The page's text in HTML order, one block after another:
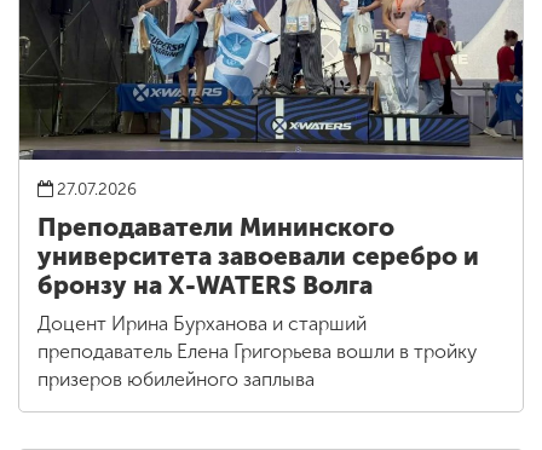
27.07.2026
Преподаватели Мининского
университета завоевали серебро и
бронзу на X-WATERS Волга
Доцент Ирина Бурханова и старший
преподаватель Елена Григорьева вошли в тройку
призеров юбилейного заплыва